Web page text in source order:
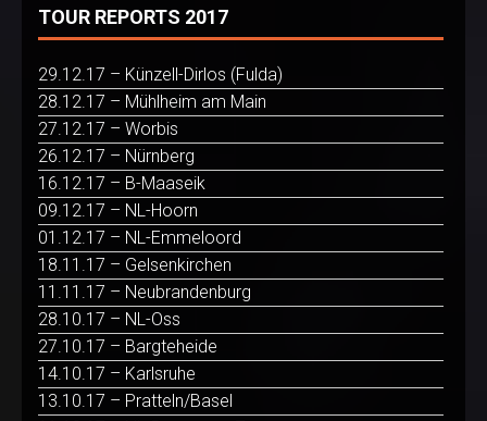
TOUR REPORTS 2017
29.12.17 – Künzell-Dirlos (Fulda)
28.12.17 – Mühlheim am Main
27.12.17 – Worbis
26.12.17 – Nürnberg
16.12.17 – B-Maaseik
09.12.17 – NL-Hoorn
01.12.17 – NL-Emmeloord
18.11.17 – Gelsenkirchen
11.11.17 – Neubrandenburg
28.10.17 – NL-Oss
27.10.17 – Bargteheide
14.10.17 – Karlsruhe
13.10.17 – Pratteln/Basel